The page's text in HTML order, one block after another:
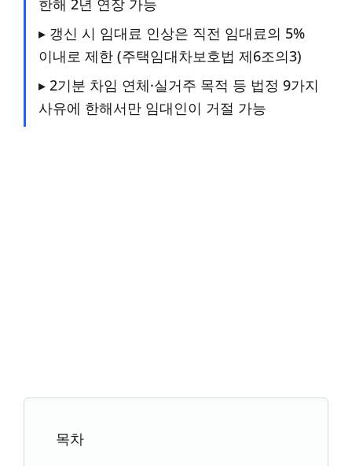
▸ 갱신 시 임대료 인상은 직전 임대료의 5%
이내로 제한 (주택임대차보호법 제6조의3)
▸ 2기분 차임 연체·실거주 목적 등 법정 9가지
사유에 한해서만 임대인이 거절 가능
목차